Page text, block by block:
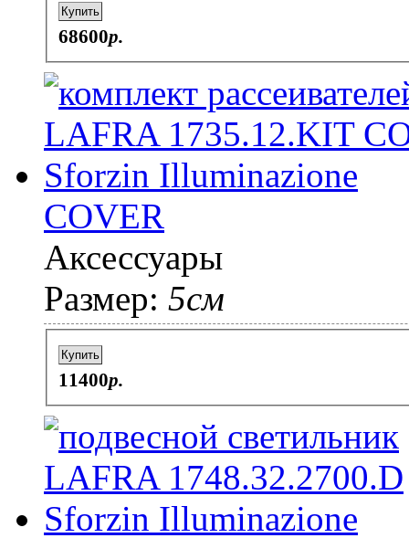
Купить
68600p.
COVER
Аксессуары
Размер: 5см
Купить
11400p.